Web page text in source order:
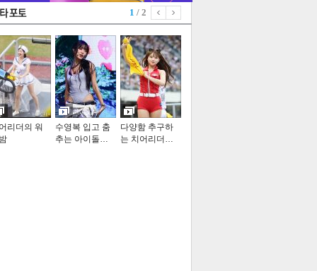
1 / 2
리더의 워
수영복 입고 춤
추는 아이돌…
다양함 추구하
는 치어리더…